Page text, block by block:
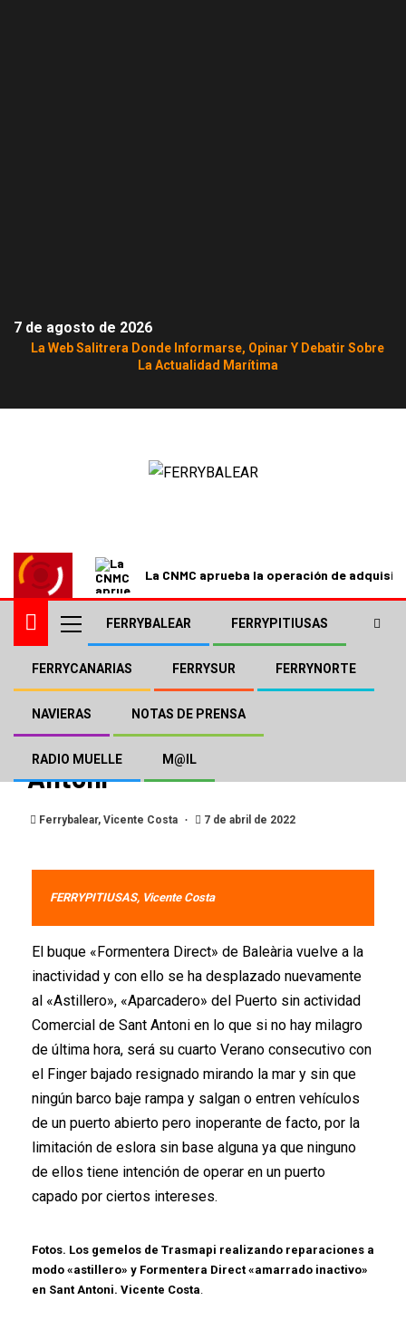
7 de agosto de 2026
La Web Salitrera Donde Informarse, Opinar Y Debatir Sobre
La Actualidad Marítima
La CNMC aprueba la operación de
FERRYBALEAR FERRYPITIUSAS
FERRYCANARIAS FERRYSUR FERRYNORTE
NAVIERAS NOTAS DE PRENSA
RADIO MUELLE M@IL
El «Formentera Direct» de
Baleària regresa a Sant
Antoni
Ferrybalear, Vicente Costa 7 de abril de 2022
FERRYPITIUSAS, Vicente Costa
El buque «Formentera Direct» de Baleària vuelve a la
inactividad y con ello se ha desplazado nuevamente
al «Astillero», «Aparcadero» del Puerto sin actividad
Comercial de Sant Antoni en lo que si no hay milagro
de última hora, será su cuarto Verano consecutivo con
el Finger bajado resignado mirando la mar y sin que
ningún barco baje rampa y salgan o entren vehículos
de un puerto abierto pero inoperante de facto, por la
limitación de eslora sin base alguna ya que ninguno
de ellos tiene intención de operar en un puerto
capado por ciertos intereses.
Fotos. Los gemelos de Trasmapi realizando reparaciones a
modo «astillero» y Formentera Direct «amarrado inactivo»
en Sant Antoni. Vicente Costa